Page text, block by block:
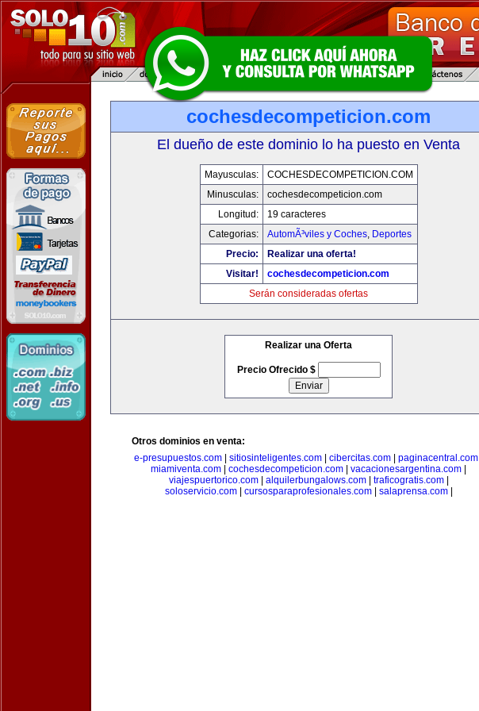
cochesdecompeticion.com
El dueño de este dominio lo ha puesto en Venta
Mayusculas:
COCHESDECOMPETICION.COM
Minusculas:
cochesdecompeticion.com
Longitud:
19 caracteres
Categorias:
AutomÃ³viles y Coches, Deportes
Precio:
Realizar una oferta!
Visitar!
cochesdecompeticion.com
Serán consideradas ofertas
Realizar una Oferta
Precio Ofrecido $
Otros dominios en venta:
e-presupuestos.com
sitiosinteligentes.com cibercitas.com paginacentral.com
miamiventa.com
cochesdecompeticion.com vacacionesargentina.com
viajespuertorico.com| alquilerbungalows.com| traficogratis.com|
soloservicio.com| cursosparaprofesionales.com| salaprensa.com|